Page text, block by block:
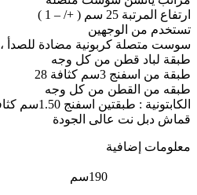
ارتفاع المرتبة 25 سم ( +/ – 1 )
تستخدم من الوجهين
سوست متصلة كربونية مضادة للصدأ ، 130سوستة فى المتر المربع
طبقة لباد قطن من كل وجه
طبقة من اسفنج 3سم كثافة 28
طبقه من القطن من كل وجه
الكابتونية : طبقتين اسفنج 1.50سم كثافة 20 + فيبر 200 جرام
قماش دبل نت عالى الجودة
معلومات إضافية
190سم